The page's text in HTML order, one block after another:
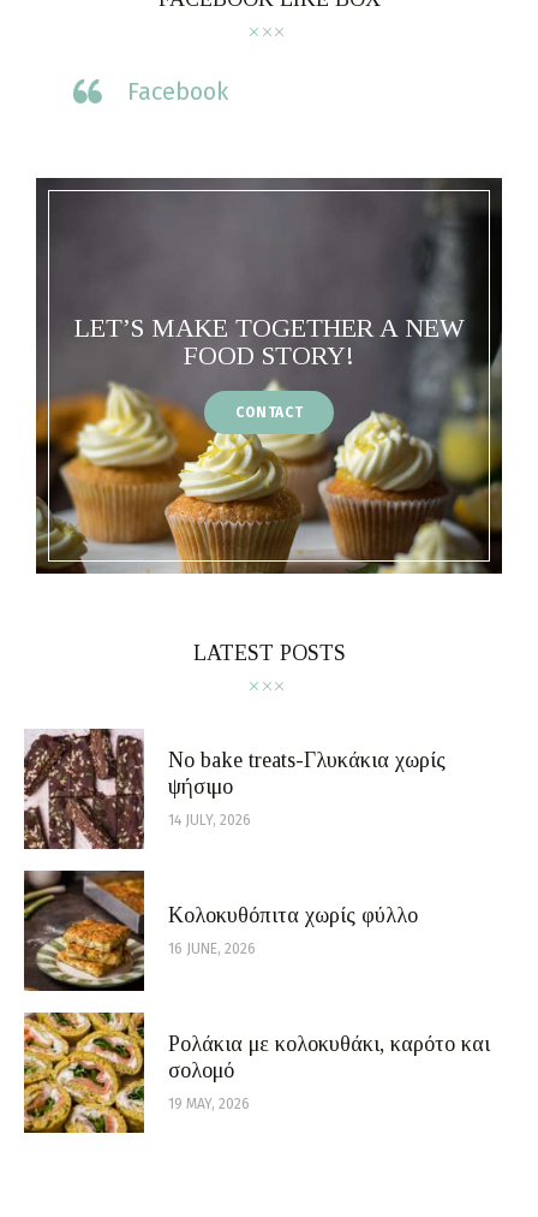
Facebook
LET’S MAKE TOGETHER A NEW
FOOD STORY!
CONTACT
LATEST POSTS
No bake treats-Γλυκάκια χωρίς
ψήσιμο
14 JULY, 2026
Κολοκυθόπιτα χωρίς φύλλο
16 JUNE, 2026
Ρολάκια με κολοκυθάκι, καρότο και
σολομό
19 MAY, 2026